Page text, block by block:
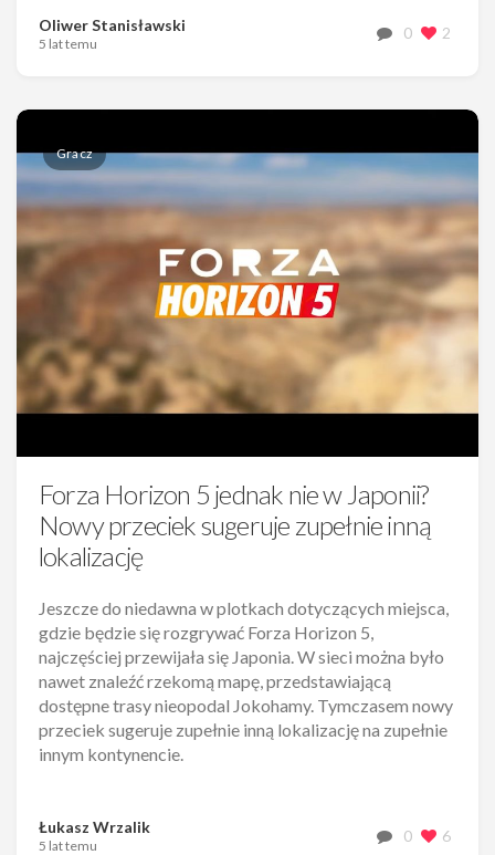
Oliwer Stanisławski
5 lat temu
0 2
Gracz
Forza Horizon 5 jednak nie w Japonii?
Nowy przeciek sugeruje zupełnie inną
lokalizację
Jeszcze do niedawna w plotkach dotyczących miejsca,
gdzie będzie się rozgrywać Forza Horizon 5,
najczęściej przewijała się Japonia. W sieci można było
nawet znaleźć rzekomą mapę, przedstawiającą
dostępne trasy nieopodal Jokohamy. Tymczasem nowy
przeciek sugeruje zupełnie inną lokalizację na zupełnie
innym kontynencie.
Łukasz Wrzalik
5 lat temu
0 6